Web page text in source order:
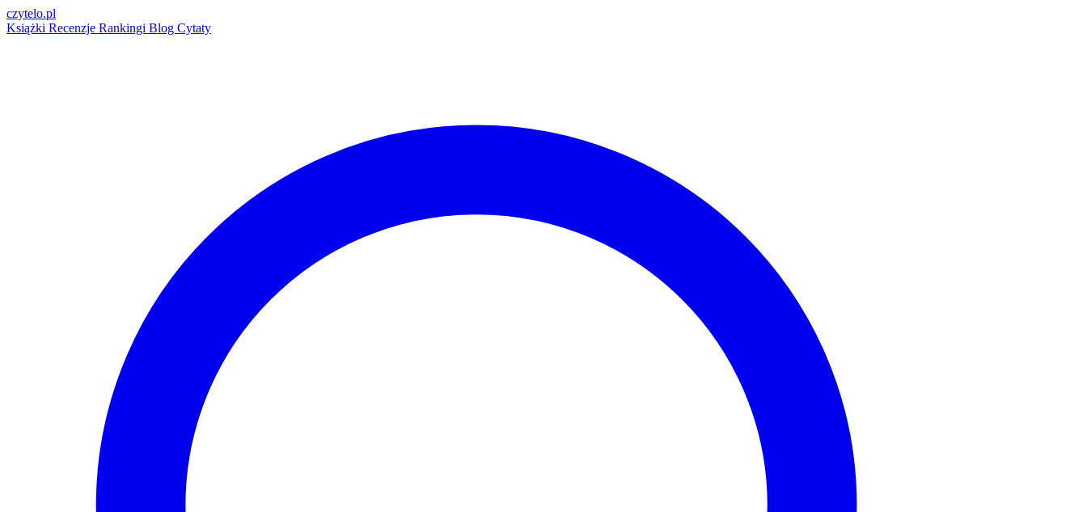
czytelo.pl
Książki Recenzje Rankingi Blog Cytaty